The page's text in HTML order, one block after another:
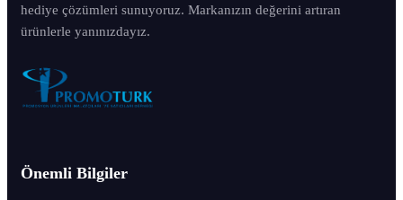
hediye çözümleri sunuyoruz. Markanızın değerini artıran
ürünlerle yanınızdayız.
Önemli Bilgiler